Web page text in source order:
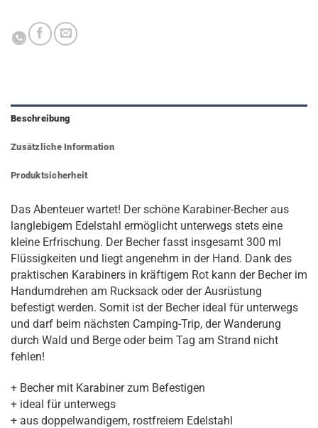
Beschreibung
Zusätzliche Information
Produktsicherheit
Das Abenteuer wartet! Der schöne Karabiner-Becher aus
langlebigem Edelstahl ermöglicht unterwegs stets eine
kleine Erfrischung. Der Becher fasst insgesamt 300 ml
Flüssigkeiten und liegt angenehm in der Hand. Dank des
praktischen Karabiners in kräftigem Rot kann der Becher im
Handumdrehen am Rucksack oder der Ausrüstung
befestigt werden. Somit ist der Becher ideal für unterwegs
und darf beim nächsten Camping-Trip, der Wanderung
durch Wald und Berge oder beim Tag am Strand nicht
fehlen!
+ Becher mit Karabiner zum Befestigen
+ ideal für unterwegs
+ aus doppelwandigem, rostfreiem Edelstahl